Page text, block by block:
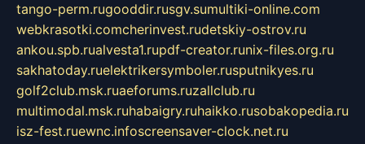
tango-perm.rugooddir.rusgv.sumultiki-online.com
webkrasotki.comcherinvest.rudetskiy-ostrov.ru
ankou.spb.rualvesta1.rupdf-creator.runix-files.org.ru
sakhatoday.ruelektrikersymboler.rusputnikyes.ru
golf2club.msk.ruaeforums.ruzallclub.ru
multimodal.msk.ruhabaigry.ruhaikko.rusobakopedia.ru
isz-fest.ruewnc.infoscreensaver-clock.net.ru